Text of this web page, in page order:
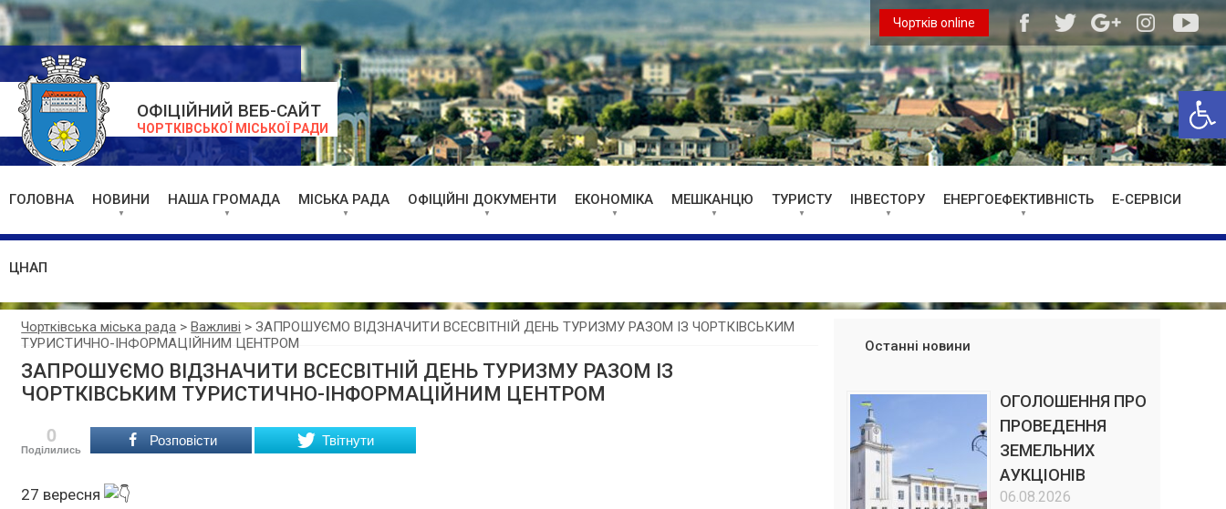
ОФІЦІЙНИЙ ВЕБ-САЙТ
ЧОРТКІВСЬКОЇ МІСЬКОЇ РАДИ
Чортків online
ГОЛОВНА НОВИНИ НАША ГРОМАДА МІСЬКА РАДА ОФІЦІЙНІ ДОКУМЕНТИ ЕКОНОМІКА МЕШКАНЦЮ ТУРИСТУ ІНВЕСТОРУ ЕНЕРГОЕФЕКТИВНІСТЬ Е-СЕРВІСИ
ЦНАП
Чортківська міська рада >Важливі >ЗАПРОШУЄМО ВІДЗНАЧИТИ ВСЕСВІТНІЙ ДЕНЬ ТУРИЗМУ РАЗОМ ІЗ ЧОРТКІВСЬКИМ
ТУРИСТИЧНО-ІНФОРМАЦІЙНИМ ЦЕНТРОМ
ЗАПРОШУЄМО ВІДЗНАЧИТИ ВСЕСВІТНІЙ ДЕНЬ ТУРИЗМУ РАЗОМ ІЗ
ЧОРТКІВСЬКИМ ТУРИСТИЧНО-ІНФОРМАЦІЙНИМ ЦЕНТРОМ
0
Поділились
Розповісти Твітнути
27 вересня
Останні новини
ОГОЛОШЕННЯ ПРО
ПРОВЕДЕННЯ
ЗЕМЕЛЬНИХ
АУКЦІОНІВ
06.08.2026